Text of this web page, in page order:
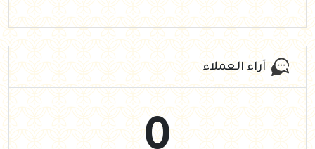
آراء العملاء